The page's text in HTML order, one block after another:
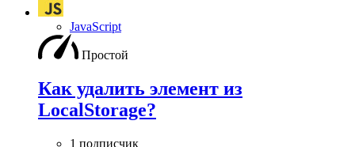
JavaScript
Простой
Как удалить элемент из
LocalStorage?
1 подписчик